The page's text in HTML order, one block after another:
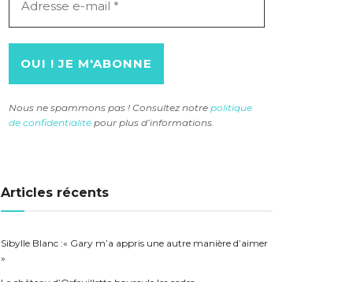
Nous ne spammons pas ! Consultez notre politique
de confidentialité pour plus d’informations.
Articles récents
Sibylle Blanc :« Gary m’a appris une autre manière d’aimer
»